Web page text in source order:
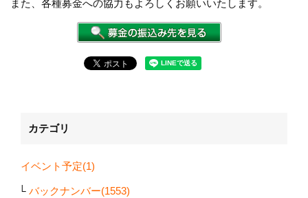
また、各種募金への協力もよろしくお願いいたします。
カテゴリ
イベント予定(1)
バックナンバー(1553)